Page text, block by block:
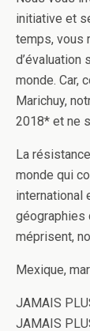
initiative et
temps, vous
d’évaluation
monde. Car,
Marichuy,
2018* et ne
La
monde qui
international
géographies
méprisent,
Mexique,
JAMAIS
JAMAIS